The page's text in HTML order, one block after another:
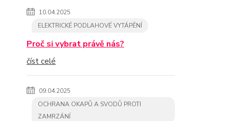
10.04.2025
ELEKTRICKÉ PODLAHOVÉ VYTÁPĚNÍ
Proč si vybrat právě nás?
číst celé
09.04.2025
OCHRANA OKAPŮ A SVODŮ PROTI
ZAMRZÁNÍ